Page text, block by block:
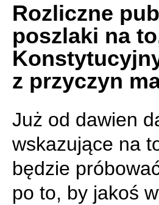
Rozliczne
poszlaki na
z przyczyn
Już od dawien
wskazujące na
będzie
po to, by jakoś